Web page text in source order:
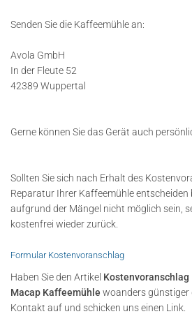
Senden Sie die Kaffeemühle an:
Avola GmbH
In der Fleute 52
42389 Wuppertal
Gerne können Sie das Gerät auch
Sollten Sie sich nach Erhalt des
Reparatur Ihrer Kaffeemühle entscheiden
aufgrund der Mängel nicht möglich sein,
kostenfrei wieder zurück.
Formular Kostenvoranschlag
Haben Sie den Artikel Kostenvoranschlag
Macap Kaffeemühle woanders günstiger
Kontakt auf und schicken uns einen Link.